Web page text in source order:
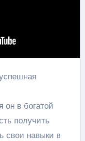
он в богатой
получить
свои навыки в